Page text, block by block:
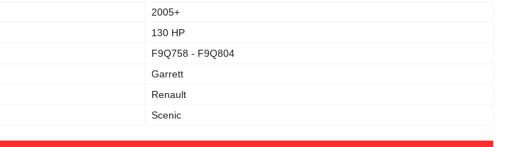
2005+
130 HP
F9Q758 - F9Q804
Garrett
Renault
Scenic